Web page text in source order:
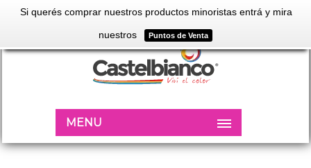
Si querés comprar nuestros productos minoristas entrá y mira
nuestros Puntos de Venta
MENU